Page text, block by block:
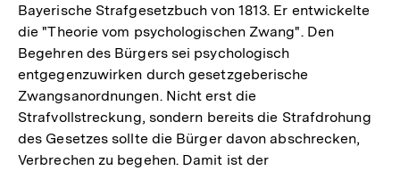
Bayerische Strafgesetzbuch von 1813. Er entwickelte
die "Theorie vom psychologischen Zwang". Den
Begehren des Bürgers sei psychologisch
entgegenzuwirken durch gesetzgeberische
Zwangsanordnungen. Nicht erst die
Strafvollstreckung, sondern bereits die Strafdrohung
des Gesetzes sollte die Bürger davon abschrecken,
Verbrechen zu begehen. Damit ist der